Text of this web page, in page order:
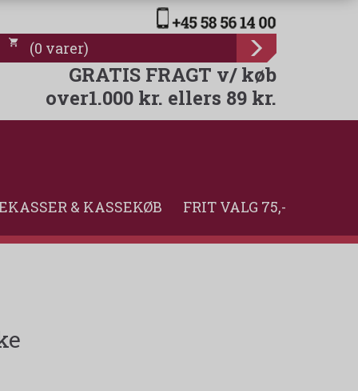
(0 varer)
GRATIS FRAGT v/ køb
over1.000 kr. ellers 89 kr.
& KASSEKØB FRIT VALG 75,-